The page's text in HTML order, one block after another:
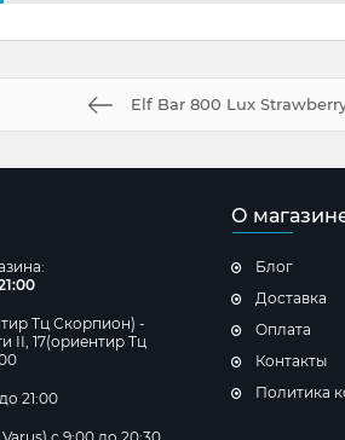
Elf Bar 800 Lux
Тц Скорпион) -
ІІ, 17(ориентир Тц
21:00
О
Блог
Доставка
Оплата
Контакты
Политика